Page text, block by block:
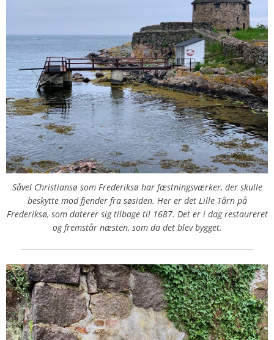
Såvel Christiansø som Frederiksø har fæstningsværker, der skulle
beskytte mod fjender fra søsiden. Her er det Lille Tårn på
Frederiksø, som daterer sig tilbage til 1687. Det er i dag restaureret
og fremstår næsten, som da det blev bygget.